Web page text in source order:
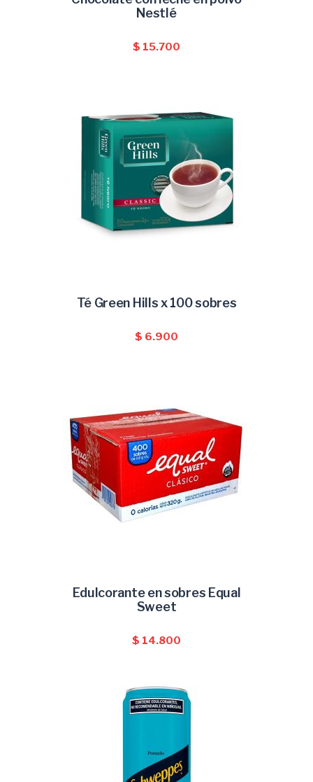
Nestlé
$ 15.700
AÑADIR AL CARRITO
Té Green Hills x 100 sobres
$ 6.900
AÑADIR AL CARRITO
Edulcorante en sobres Equal
Sweet
$ 14.800